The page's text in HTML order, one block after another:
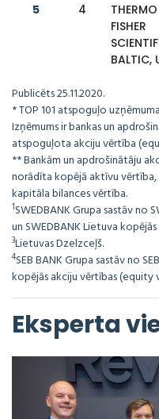
5 4
THERMO
FISHER
BALTIC,
Publicēts 25.11.2020.
* TOP 101 atspoguļo
Izņēmums ir bankas un
atspoguļota akciju vērtība
** Bankām un apdrošinātāju
norādīta kopējā aktīvu vērtība,
kapitāla bilances vērtība.
1SWEDBANK Grupa sastāv no
un SWEDBANK Lietuva
3Lietuvas Dzelzceļš.
4SEB BANK Grupa sastāv no
kopējās akciju vērtības (equity
Eksperta